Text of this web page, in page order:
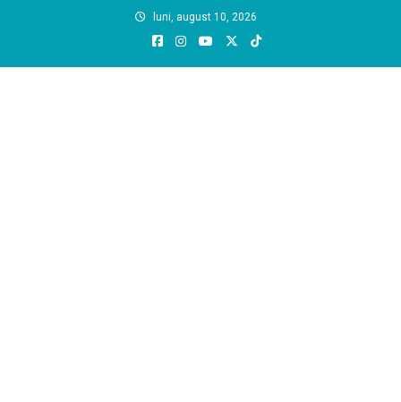
luni, august 10, 2026